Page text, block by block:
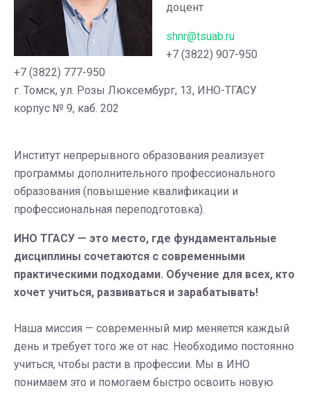
доцент
shnr@tsuab.ru
+7 (3822) 907-950
+7 (3822) 777-950
г. Томск, ул. Розы Люксембург, 13, ИНО-ТГАСУ
корпус № 9, каб. 202
Институт непрерывного образования реализует
программы дополнительного профессионального
образования (повышение квалификации и
профессиональная переподготовка).
ИНО ТГАСУ — это место, где фундаментальные
дисциплины сочетаются с современными
практическими подходами. Обучение для всех, кто
хочет учиться, развиваться и зарабатывать!
Наша миссия — современный мир меняется каждый
день и требует того же от нас. Необходимо постоянно
учиться, чтобы расти в профессии. Мы в ИНО
понимаем это и помогаем быстро освоить новую